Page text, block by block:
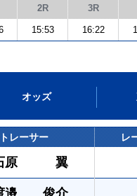
2R 3R
15:53 16:22
オッズ
レーサー レ
原 翼
邉 俊介